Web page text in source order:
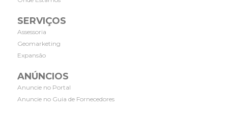
SERVIÇOS
Assessoria
Geomarketing
Expansão
ANÚNCIOS
Anuncie no Portal
Anuncie no Guia de Fornecedores